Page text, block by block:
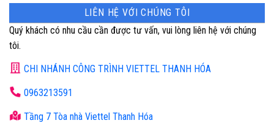
LIÊN HỆ VỚI CHÚNG TÔI
Quý khách có nhu cầu cần được tư vấn, vui lòng liên hệ với chúng
tôi.
CHI NHÁNH CÔNG TRÌNH VIETTEL THANH HÓA
0963213591
Tầng 7 Tòa nhà Viettel Thanh Hóa